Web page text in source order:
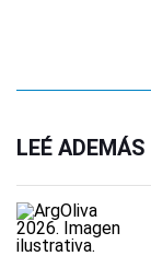
LEÉ ADEMÁS